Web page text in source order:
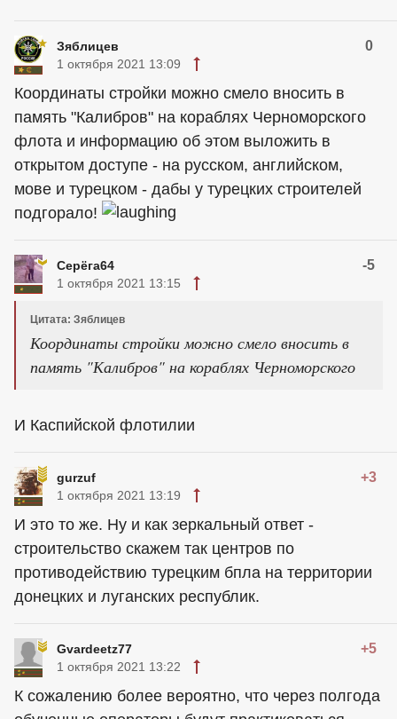
Зяблицев 0
1 октября 2021 13:09
Координаты стройки можно смело вносить в
память "Калибров" на кораблях Черноморского
флота и информацию об этом выложить в
открытом доступе - на русском, английском,
мове и турецком - дабы у турецких строителей
подгорало!
Серёга64 -5
1 октября 2021 13:15
Цитата: Зяблицев
Координаты стройки можно смело вносить в
память "Калибров" на кораблях Черноморского
И Каспийской флотилии
gurzuf +3
1 октября 2021 13:19
И это то же. Ну и как зеркальный ответ -
строительство скажем так центров по
противодействию турецким бпла на территории
донецких и луганских республик.
Gvardeetz77 +5
1 октября 2021 13:22
К сожалению более вероятно, что через полгода